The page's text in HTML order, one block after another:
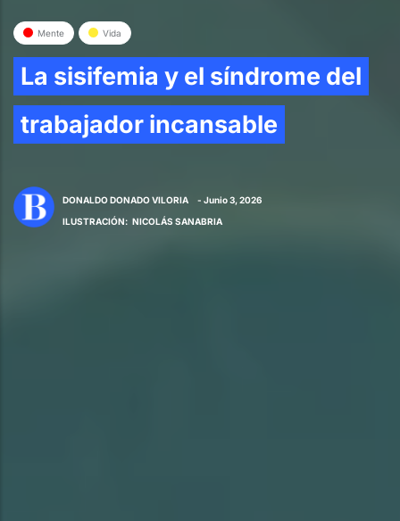
Mente Vida
La sisifemia y el síndrome del
trabajador incansable
DONALDO DONADO VILORIA
- Junio 3, 2026
ILUSTRACIÓN: NICOLÁS SANABRIA